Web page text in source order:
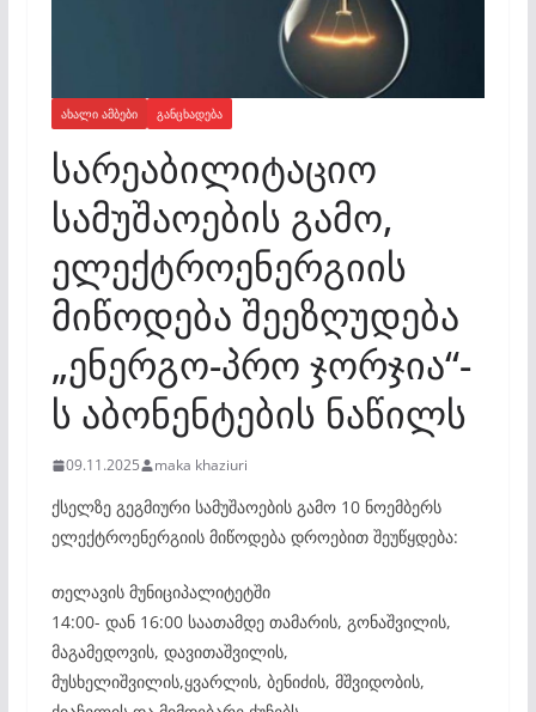
ᲐᲮᲐᲚᲘ ᲐᲛᲑᲔᲑᲘ ᲒᲐᲜᲪᲮᲐᲓᲔᲑᲐ
სარეაბილიტაციო
სამუშაოების გამო,
ელექტროენერგიის
მიწოდება შეეზღუდება
„ენერგო-პრო ჯორჯია“-
ს აბონენტების ნაწილს
09.11.2025 maka khaziuri
ქსელზე გეგმიური სამუშაოების გამო 10 ნოემბერს
ელექტროენერგიის მიწოდება დროებით შეუწყდება:
თელავის მუნიციპალიტეტში
14:00- დან 16:00 საათამდე თამარის, გონაშვილის,
მაგამედოვის, დავითაშვილის,
მუსხელიშვილის,ყვარლის, ბენიძის, მშვიდობის,